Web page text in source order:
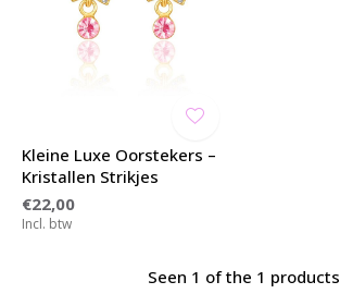
Kleine Luxe Oorstekers –
Kristallen Strikjes
€22,00
Incl. btw
Seen 1 of the 1 products